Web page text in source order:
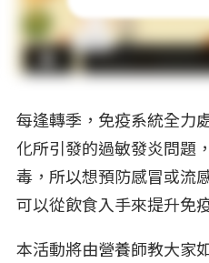
每逢轉季，免疫系統全力
化所引發的過敏發炎問題
毒，所以想預防感冒或流
可以從飲食入手來提升免
本活動將由營養師教大家